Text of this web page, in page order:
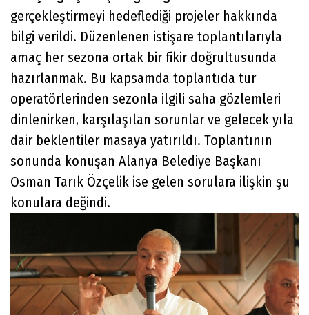
gerçekleştirmeyi hedeflediği projeler hakkında
bilgi verildi. Düzenlenen istişare toplantılarıyla
amaç her sezona ortak bir fikir doğrultusunda
hazırlanmak. Bu kapsamda toplantıda tur
operatörlerinden sezonla ilgili saha gözlemleri
dinlenirken, karşılaşılan sorunlar ve gelecek yıla
dair beklentiler masaya yatırıldı. Toplantının
sonunda konuşan Alanya Belediye Başkanı
Osman Tarık Özçelik ise gelen sorulara ilişkin şu
konulara değindi.